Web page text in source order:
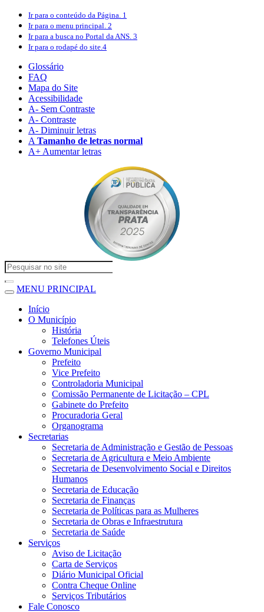
Ir para o conteúdo da Página. 1
Ir para o menu principal. 2
Ir para a busca no Portal da ANS. 3
Ir para o rodapé do site.4
Glossário
FAQ
Mapa do Site
Acessibilidade
A- Sem Contraste
A- Contraste
A- Diminuir letras
A Tamanho de letras normal
A+ Aumentar letras
MENU PRINCIPAL
Início
O Município
História
Telefones Úteis
Governo Municipal
Prefeito
Vice Prefeito
Controladoria Municipal
Comissão Permanente de Licitação – CPL
Gabinete do Prefeito
Procuradoria Geral
Organograma
Secretarias
Secretaria de Administração e Gestão de Pessoas
Secretaria de Agricultura e Meio Ambiente
Secretaria de Desenvolvimento Social e Direitos
Humanos
Secretaria de Educação
Secretaria de Finanças
Secretaria de Políticas para as Mulheres
Secretaria de Obras e Infraestrutura
Secretaria de Saúde
Serviços
Aviso de Licitação
Carta de Serviços
Diário Municipal Oficial
Contra Cheque Online
Serviços Tributários
Fale Conosco